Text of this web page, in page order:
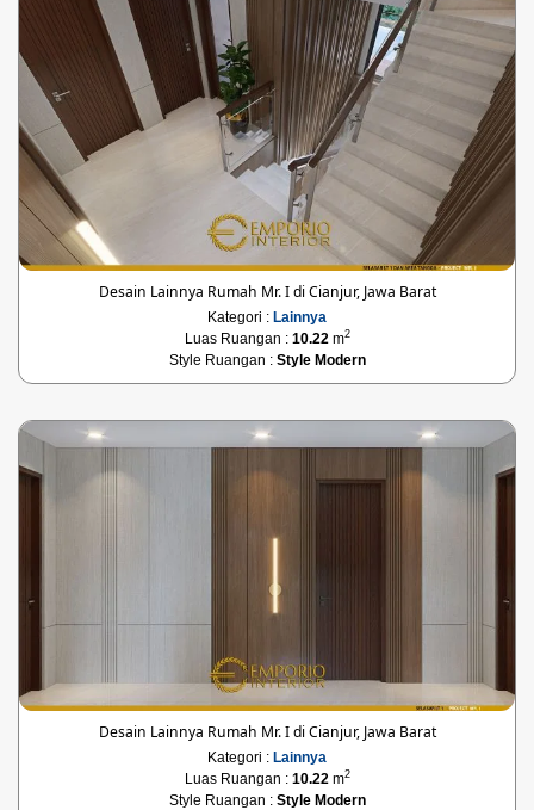
Desain Lainnya Rumah Mr. I di Cianjur, Jawa Barat
Kategori : Lainnya
Luas Ruangan : 10.22m2
Style Ruangan : Style Modern
Desain Lainnya Rumah Mr. I di Cianjur, Jawa Barat
Kategori : Lainnya
Luas Ruangan : 10.22 m2
Style Ruangan : Style Modern